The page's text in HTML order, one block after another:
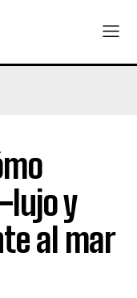
lujo y
al mar